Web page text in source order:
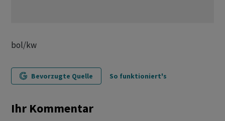
bol/kw
Bevorzugte Quelle So funktioniert's
Ihr Kommentar